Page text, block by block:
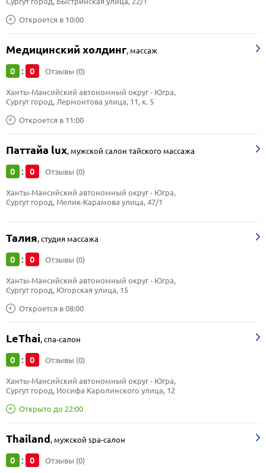
Откроется в 10:00
Медицинский холдинг, массаж
0 : 0 Отзывы (0)
Откроется в 11:00
Ханты-Мансийский автономный округ - Югра,
Сургут город, Лермонтова улица, 11, к. 5
Паттайа lux, мужской салон тайского массажа
0 : 0 Отзывы (0)
Ханты-Мансийский автономный округ - Югра,
Сургут город, Мелик-Карамова улица, 47/1
Талия,студия массажа
0 : 0 Отзывы (0)
Откроется в 08:00
Ханты-Мансийский автономный округ - Югра,
Сургут город, Югорская улица, 15
LeThai,спа-салон
0 : 0 Отзывы (0)
Открыто до 22:00
Ханты-Мансийский автономный округ - Югра,
Сургут город, Иосифа Каролинского улица, 12
Thailand, мужской spa-салон
0 : 0 Отзывы (0)